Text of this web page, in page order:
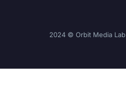
2024 © Orbit Media Lab